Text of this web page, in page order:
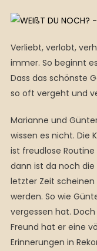
Verliebt, verlobt,
immer. So beginnt
Dass das schönste
so oft vergeht und
Marianne und
wissen es nicht. Die
ist freudlose Routine
dann ist da noch
letzter Zeit
werden. So wie
vergessen hat.
Freund hat er eine
Erinnerungen in